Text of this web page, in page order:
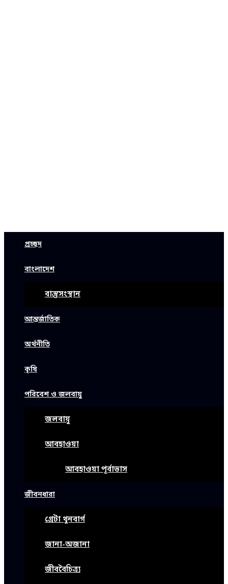
প্রচ্ছদ
বাংলাদেশ
বাস্তুসংস্থান
আন্তর্জাতিক
অর্থনীতি
কৃষি
পরিবেশ ও জলবায়ু
জলবায়ু
আবহাওয়া
আবহাওয়া পূর্বাভাস
জীবনধারা
গ্রেটা থুনবার্গ
জানা-অজানা
জীববৈচিত্র্য